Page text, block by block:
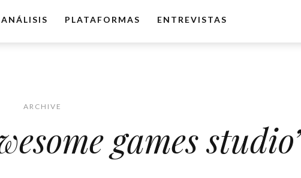
ANÁLISIS PLATAFORMAS ENTREVISTAS
ARCHIVE
games studio’